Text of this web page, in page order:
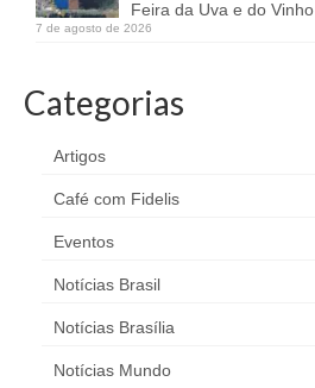
Feira da Uva e do Vinho
7 de agosto de 2026
Categorias
Artigos
Café com Fidelis
Eventos
Notícias Brasil
Notícias Brasília
Notícias Mundo